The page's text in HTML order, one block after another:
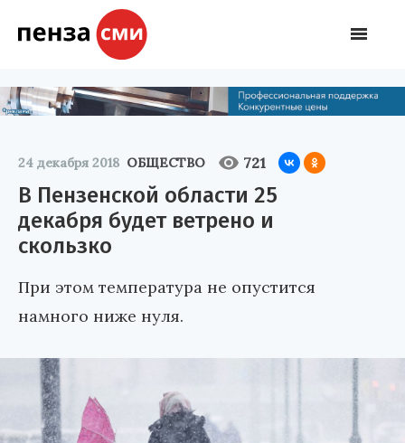
24 декабря 2018 ОБЩЕСТВО 721
В Пензенской области 25
декабря будет ветрено и
скользко
При этом температура не опустится
намного ниже нуля.